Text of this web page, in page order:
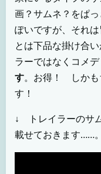
画？サムネ？をぱ
ぽいですが、それ
とは下品な掛け合
ラーではなくコメ
す。お得！ しかも
す！
↓ トレイラーのサ
載せておきます……。